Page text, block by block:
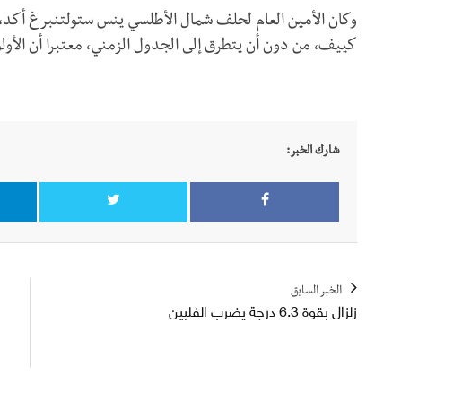
وكان الأمين العام لحلف شمال الأطلسي ينس ستولتنبرغ
كييف، من دون أن يتطرق إلى الجدول الزمني، معتبرا أن
شارك الخبر:
الخبر السابق
زلزال بقوة 6.3 درجة يضرب الفلبين